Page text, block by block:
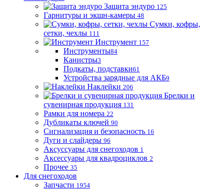
Защита эндуро 125
Гарнитуры и экшн-камеры 48
Сумки, кофры,
сетки, чехлы 111
Инструмент 157
Инструменты84
Канистры3
Подкаты, подставки61
Устройства зарядные для АКБ9
Наклейки 206
Брелки и
сувенирная продукция 131
Рамки для номера 22
Дубликаты ключей 90
Сигнализация и безопасность 16
Дуги и слайдеры 96
Аксуссуары для снегоходов 1
Аксессуары для квадроциклов 2
Прочее 35
Для снегоходов
Запчасти 1954